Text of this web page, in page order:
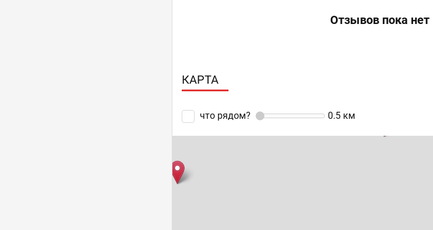
Отзывов пока нет
КАРТА
что рядом? 0.5 км